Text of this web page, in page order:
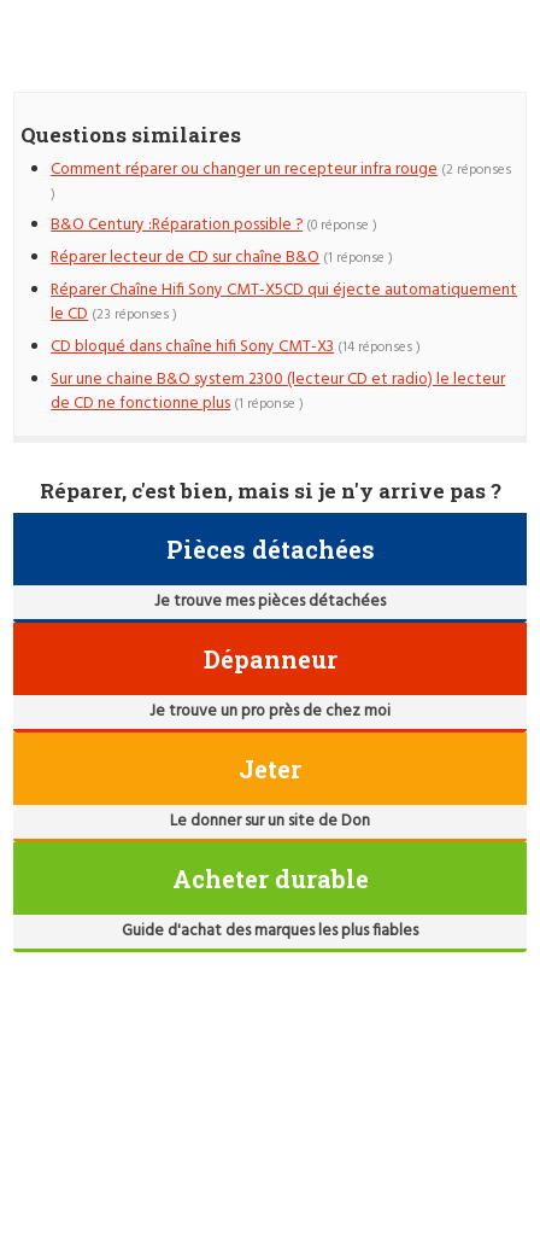
Questions similaires
Comment réparer ou changer un recepteur infra rouge (2 réponses
)
B&O Century :Réparation possible ? (0 réponse )
Réparer lecteur de CD sur chaîne B&O (1 réponse )
Réparer Chaîne Hifi Sony CMT-X5CD qui éjecte automatiquement
le CD (23 réponses )
CD bloqué dans chaîne hifi Sony CMT-X3 (14 réponses )
Sur une chaine B&O system 2300 (lecteur CD et radio) le lecteur
de CD ne fonctionne plus (1 réponse )
Réparer, c'est bien, mais si je n'y arrive pas ?
Pièces détachées
Je trouve mes pièces détachées
Dépanneur
Je trouve un pro près de chez moi
Jeter
Le donner sur un site de Don
Acheter durable
Guide d'achat des marques les plus fiables